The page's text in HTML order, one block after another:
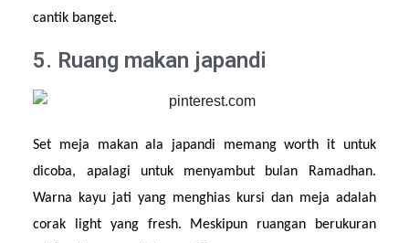
cantik banget.
5. Ruang makan japandi
Set meja makan ala japandi memang worth it untuk
dicoba, apalagi untuk menyambut bulan Ramadhan.
Warna kayu jati yang menghias kursi dan meja adalah
corak light yang fresh. Meskipun ruangan berukuran